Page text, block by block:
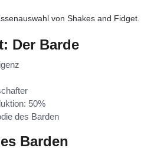
von Shakes and Fidget.
Der Barde
50%
des Barden
Barden